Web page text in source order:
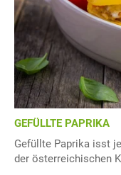
GEFÜLLTE PAPRIKA
Gefüllte Paprika isst
der österreichischen